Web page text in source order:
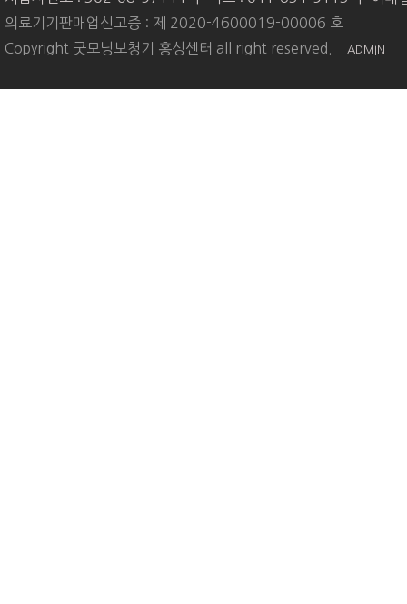
의료기기판매업신고증 : 제 2020-4600019-00006 호
Copyright 굿모닝보청기 홍성센터 all right reserved.
ADMIN